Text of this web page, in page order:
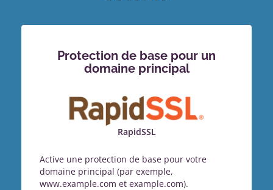
Protection de base pour un
domaine principal
RapidSSL
Active une protection de base pour votre
domaine principal (par exemple,
www.example.com et example.com).